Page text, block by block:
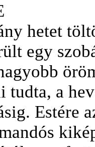
hetet
egy
tudta, a
Estére